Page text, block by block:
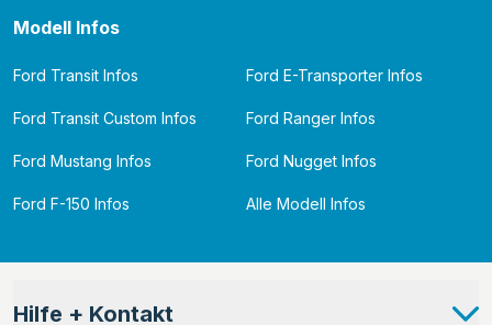
Modell Infos
Ford Transit Infos Ford E-Transporter Infos
Ford Transit Custom Infos Ford Ranger Infos
Ford Mustang Infos Ford Nugget Infos
Ford F-150 Infos Alle Modell Infos
Hilfe + Kontakt